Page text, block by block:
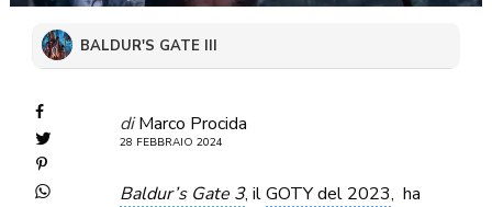
BALDUR'S GATE III
di Marco Procida
28 FEBBRAIO 2024
Baldur’s Gate 3, ilGOTY del 2023, ha